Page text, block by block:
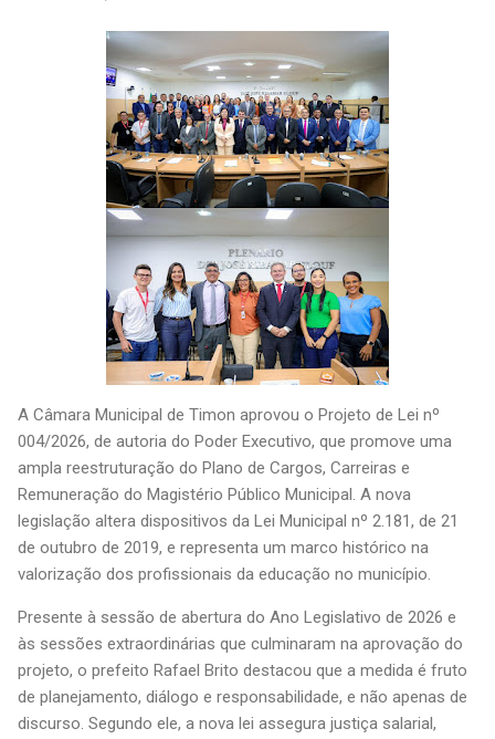
A Câmara Municipal de Timon aprovou o Projeto de Lei nº
004/2026, de autoria do Poder Executivo, que promove uma
ampla reestruturação do Plano de Cargos, Carreiras e
Remuneração do Magistério Público Municipal. A nova
legislação altera dispositivos da Lei Municipal nº 2.181, de 21
de outubro de 2019, e representa um marco histórico na
valorização dos profissionais da educação no município.
Presente à sessão de abertura do Ano Legislativo de 2026 e
às sessões extraordinárias que culminaram na aprovação do
projeto, o prefeito Rafael Brito destacou que a medida é fruto
de planejamento, diálogo e responsabilidade, e não apenas de
discurso. Segundo ele, a nova lei assegura justiça salarial,